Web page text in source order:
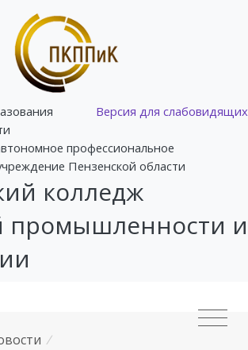
Версия для слабовидящих
профессиональное
Пензенской области
колледж
промышленности и
/